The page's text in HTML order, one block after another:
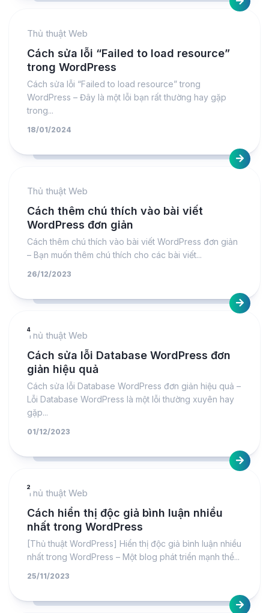
Thủ thuật Web
Cách sửa lỗi “Failed to load resource”
trong WordPress
Cách sửa lỗi “Failed to load resource” trong
WordPress – Đây là một lỗi bạn rất thường hay gặp
trong...
18/01/2024
Thủ thuật Web
Cách thêm chú thích vào bài viết
WordPress đơn giản
Cách thêm chú thích vào bài viết WordPress đơn giản
– Bạn muốn thêm chú thích cho các bài viết...
26/12/2023
4
Thủ thuật Web
Cách sửa lỗi Database WordPress đơn
giản hiệu quả
Cách sửa lỗi Database WordPress đơn giản hiệu quả –
Lỗi Database WordPress là một lỗi thường xuyên hay
gặp...
01/12/2023
2
Thủ thuật Web
Cách hiển thị độc giả bình luận nhiều
nhất trong WordPress
[Thủ thuật WordPress] Hiển thị độc giả bình luận nhiều
nhất trong WordPress – Một blog phát triển mạnh thể...
25/11/2023